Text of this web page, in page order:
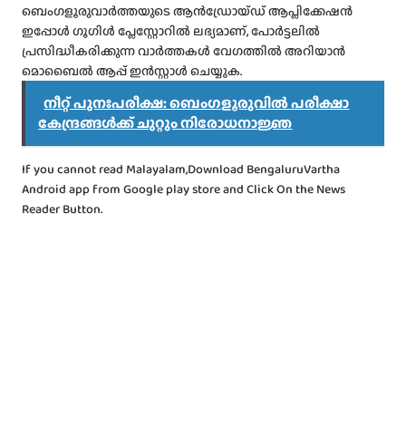
ബെംഗളൂരുവാർത്തയുടെ ആൻഡ്രോയ്ഡ് ആപ്ലിക്കേഷൻ
ഇപ്പോൾ ഗൂഗിൾ പ്ലേസ്റ്റോറിൽ ലഭ്യമാണ്, പോർട്ടലിൽ
പ്രസിദ്ധീകരിക്കുന്ന വാർത്തകൾ വേഗത്തിൽ അറിയാൻ
മൊബൈൽ ആപ്പ് ഇൻസ്റ്റാൾ ചെയ്യുക.
നീറ്റ് പുനഃപരീക്ഷ: ബെംഗളൂരുവിൽ പരീക്ഷാ
കേന്ദ്രങ്ങൾക്ക് ചുറ്റും നിരോധനാജ്ഞ
If you cannot read Malayalam,Download BengaluruVartha
Android app from Google play store and Click On the News
Reader Button.